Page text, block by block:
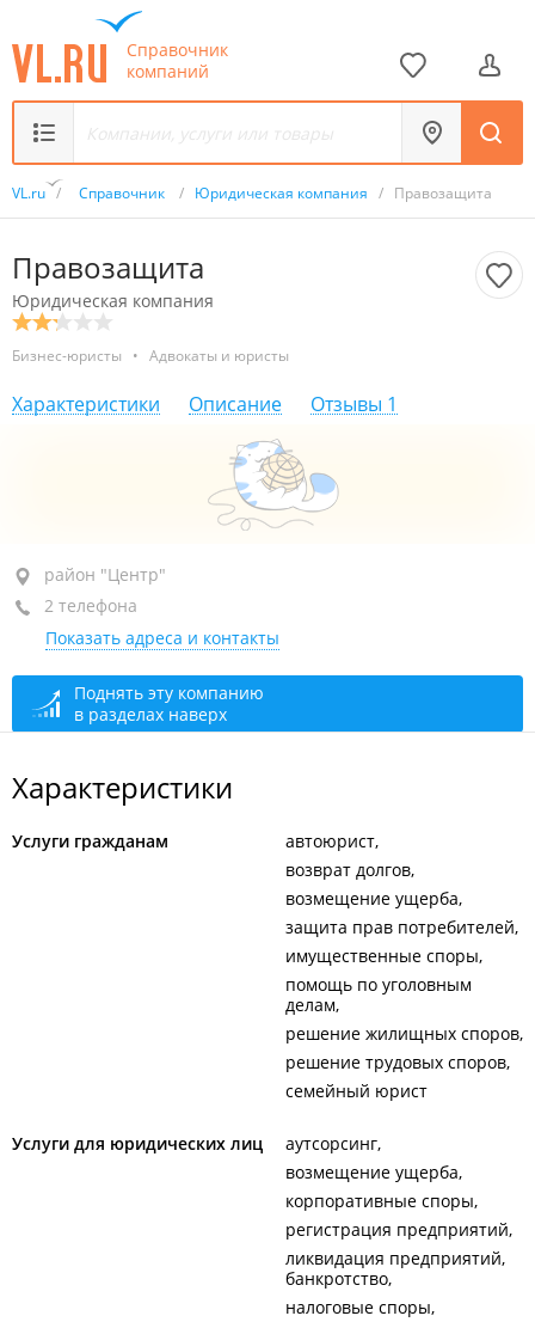
Справочник
компаний
VL.ru / Справочник / Юридическая компания / Правозащита
Правозащита
Юридическая компания
Бизнес-юристы • Адвокаты и юристы
Характеристики Описание Отзывы 1
район "Центр", ул. Нерчинская, 10
оф. 518
+7 (423) 264-75-78
+7 914 657-55-70
сегодня закрыто
район "Центр"
2 телефона
Показать адреса и контакты
Поднять эту компанию
в разделах наверх
Характеристики
Услуги гражданам
автоюрист
возврат долгов
возмещение ущерба
защита прав потребителей
имущественные споры
помощь по уголовным
делам
решение жилищных споров
решение трудовых споров
семейный юрист
Услуги для юридических лиц
аутсорсинг
возмещение ущерба
корпоративные споры
регистрация предприятий
ликвидация предприятий,
банкротство
налоговые споры